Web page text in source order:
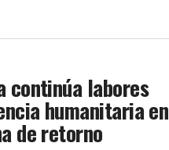
continúa labores
humanitaria en
de retorno